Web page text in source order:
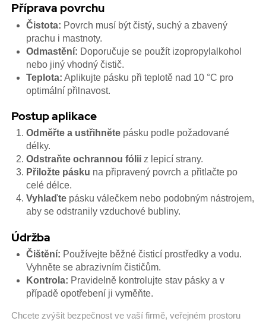
Příprava povrchu
Čistota: Povrch musí být čistý, suchý a zbavený
prachu i mastnoty.
Odmastění: Doporučuje se použít izopropylalkohol
nebo jiný vhodný čistič.
Teplota: Aplikujte pásku při teplotě nad 10 °C pro
optimální přilnavost.
Postup aplikace
Odměřte a ustřihněte pásku podle požadované
délky.
Odstraňte ochrannou fólii z lepicí strany.
Přiložte pásku na připravený povrch a přitlačte po
celé délce.
Vyhlaďte pásku válečkem nebo podobným nástrojem,
aby se odstranily vzduchové bubliny.
Údržba
Čištění: Používejte běžné čisticí prostředky a vodu.
Vyhněte se abrazivním čističům.
Kontrola: Pravidelně kontrolujte stav pásky a v
případě opotřebení ji vyměňte.
Chcete zvýšit bezpečnost ve vaší firmě, veřejném prostoru